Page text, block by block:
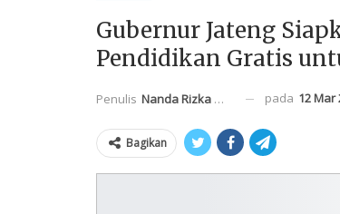
Gubernur Jateng
Pendidikan Gratis
Penulis Nanda Rizka Mahendra pada 12 Mar
Bagikan